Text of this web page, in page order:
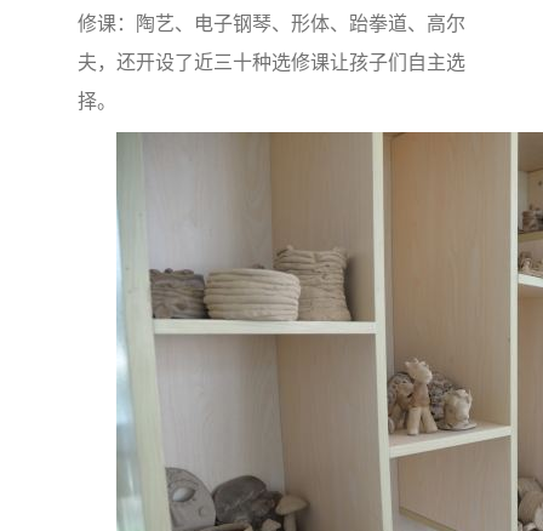
修课：陶艺、电子钢琴、形体、跆拳道、高尔
夫，还开设了近三十种选修课让孩子们自主选
择。